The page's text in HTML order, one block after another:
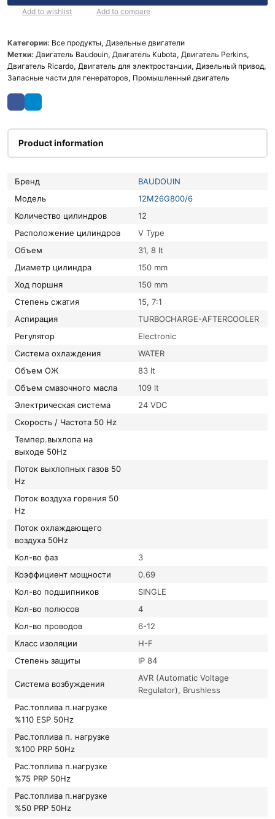
Add to wishlist Add to compare
Категории: Все продукты, Дизельные двигатели
Метки: Двигатель Baudouin, Двигатель Kubota, Двигатель Perkins,
Двигатель Ricardo, Двигатель для электростанции, Дизельный привод,
Запасные части для генераторов, Промышленный двигатель
Product information
Бренд
BAUDOUIN
Модель
12M26G800/6
Количество цилиндров
12
Расположение цилиндров
V Type
Объем
31, 8 lt
Диаметр цилиндра
150 mm
Ход поршня
150 mm
Степень сжатия
15, 7:1
Аспирация
TURBOCHARGE-AFTERCOOLER
Регулятор
Electronic
Система охлаждения
WATER
Объем ОЖ
83 lt
Объем смазочного масла
109 lt
Электрическая система
24 VDC
Скорость / Частота 50 Hz
Темпер.выхлопа на
выходе 50Hz
Поток выхлопных газов 50
Hz
Поток воздуха горения 50
Hz
Поток охлаждающего
воздуха 50Hz
Кол-во фаз
3
Коэффициент мощности
0.69
Кол-во подшипников
SINGLE
Кол-во полюсов
4
Кол-во проводов
6-12
Класс изоляции
H-F
Степень защиты
IP 84
Система возбуждения
AVR (Automatic Voltage
Regulator), Brushless
Рас.топлива п.нагрузке
%110 ESP 50Hz
Рас.топлива п. нагрузке
%100 PRP 50Hz
Рас.топлива п.нагрузке
%75 PRP 50Hz
Рас.топлива п.нагрузке
%50 PRP 50Hz